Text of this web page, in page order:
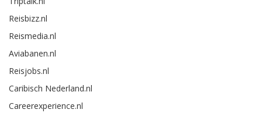
Reisbizz.nl
Reismedia.nl
Aviabanen.nl
Reisjobs.nl
Caribisch Nederland.nl
Careerexperience.nl